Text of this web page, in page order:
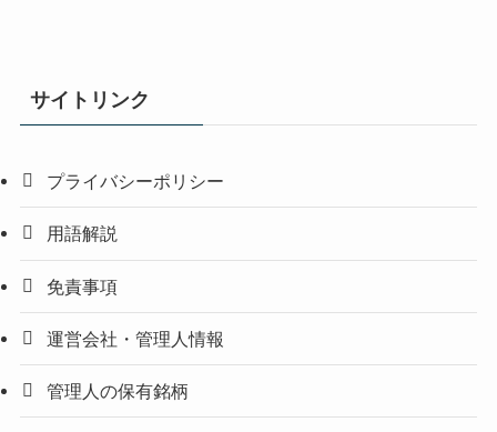
サイトリンク
プライバシーポリシー
用語解説
免責事項
運営会社・管理人情報
管理人の保有銘柄